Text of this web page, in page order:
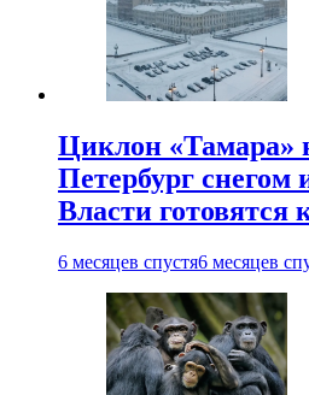
Циклон «Тамара»
Петербург снегом
Власти готовятся
6 месяцев спустя6 месяцев